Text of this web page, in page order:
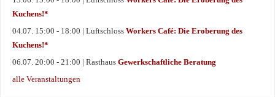
Kuchens!*
04.07. 15:00 - 18:00 | LuftschlossWorkers Café: Die Eroberung des
Kuchens!*
06.07. 20:00 - 21:00 | RasthausGewerkschaftliche Beratung
alle Veranstaltungen